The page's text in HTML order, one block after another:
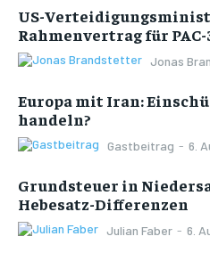
US-
Rahmenvertrag für PAC-
Jonas
Europa mit Iran:
handeln?
Gastbeitrag - 6.
Grundsteuer in
Hebesatz-Differenzen
Julian Faber - 6.